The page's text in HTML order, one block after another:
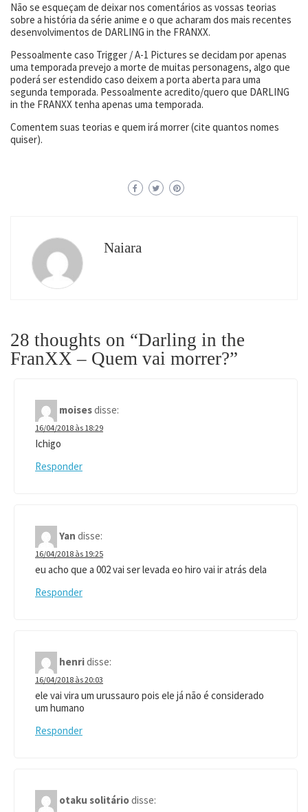
Não se esqueçam de deixar nos comentários as vossas teorias
sobre a história da série anime e o que acharam dos mais recentes
desenvolvimentos de DARLING in the FRANXX.
Pessoalmente caso Trigger / A-1 Pictures se decidam por apenas
uma temporada prevejo a morte de muitas personagens, algo que
poderá ser estendido caso deixem a porta aberta para uma
segunda temporada. Pessoalmente acredito/quero que DARLING
in the FRANXX tenha apenas uma temporada.
Comentem suas teorias e quem irá morrer (cite quantos nomes
quiser).
Naiara
28 thoughts on “Darling in the
FranXX – Quem vai morrer?”
moisesdisse:
16/04/2018 às 18:29
Ichigo
Responder
Yan disse:
16/04/2018 às 19:25
eu acho que a 002 vai ser levada eo hiro vai ir atrás dela
Responder
henridisse:
16/04/2018 às 20:03
ele vai vira um urussauro pois ele já não é considerado
um humano
Responder
otaku solitáriodisse: